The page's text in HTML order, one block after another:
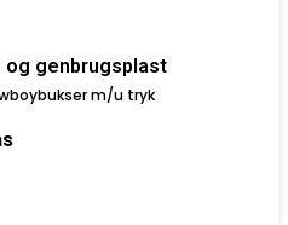
og genbrugsplast
m/u tryk